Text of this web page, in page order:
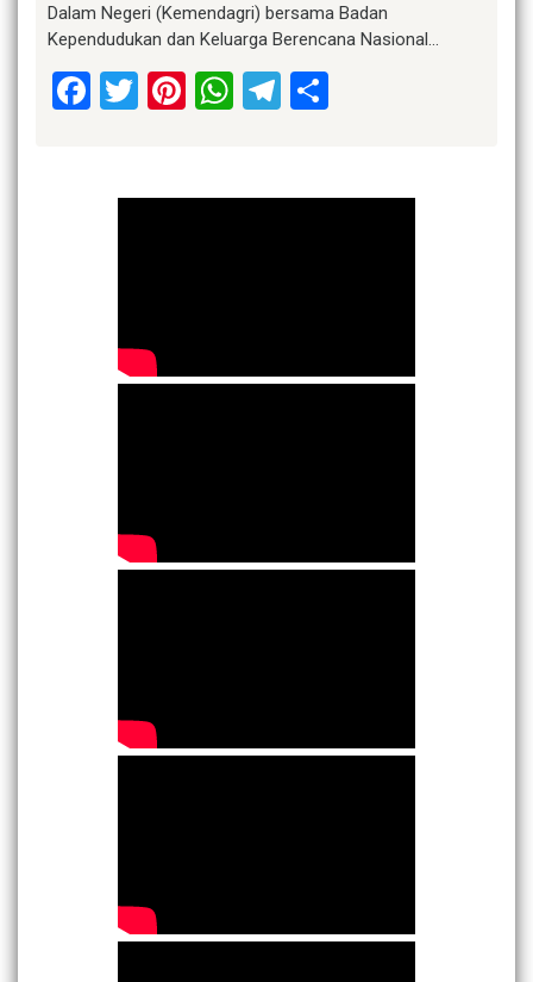
Dalam Negeri (Kemendagri) bersama Badan
Kependudukan dan Keluarga Berencana Nasional…
Facebook
Twitter
Pinterest
WhatsApp
Telegram